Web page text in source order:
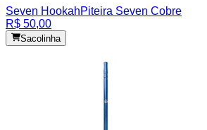
Seven HookahPiteira Seven Cobre
R$ 50,00
Sacolinha